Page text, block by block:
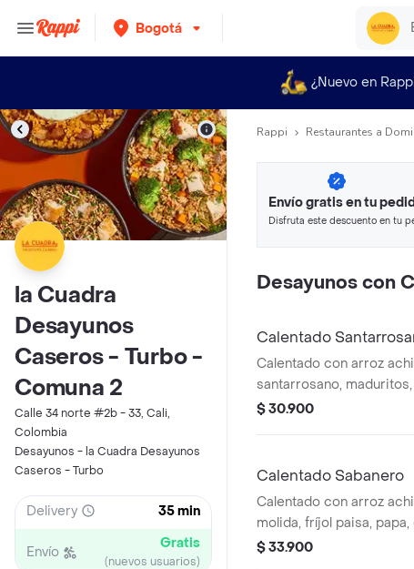
Bogotá
¿Nuevo en
la Cuadra
Desayunos
Caseros - Turbo -
Comuna 2
Calle 34 norte #2b - 33, Cali,
Colombia
Desayunos - la Cuadra Desayunos
Caseros - Turbo
Delivery 35 min
Envío Gratis
(nuevos usuarios)
Rappi Restaurantes a
Envío gratis en tu
Disfruta este descuento en tu
Desayunos con
Calentado
Calentado con arroz
santarrosano, maduritos,
guacamole y cilantro.
$ 30.900
Calentado Sabanero
Calentado con arroz
molida, fríjol paisa,
cilantro.
$ 33.900